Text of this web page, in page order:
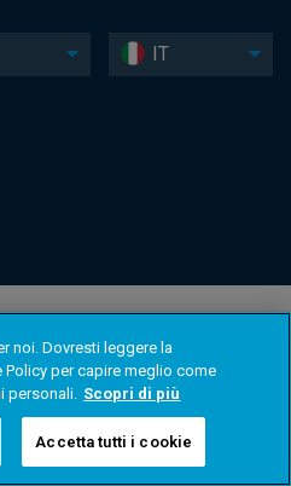
IT
noi. Dovresti leggere la
Policy per capire meglio come
personali. Scopri di più
Accetta tutti i cookie